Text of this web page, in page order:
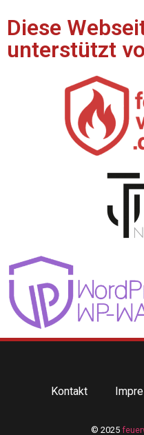
Diese
unterstützt
Kontakt
© 2025